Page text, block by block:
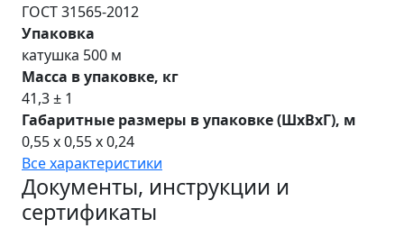
ГОСТ 31565-2012
Упаковка
катушка 500 м
Масса в упаковке, кг
41,3 ± 1
Габаритные размеры в упаковке (ШхВхГ), м
0,55 x 0,55 x 0,24
Все характеристики
Документы, инструкции и
сертификаты